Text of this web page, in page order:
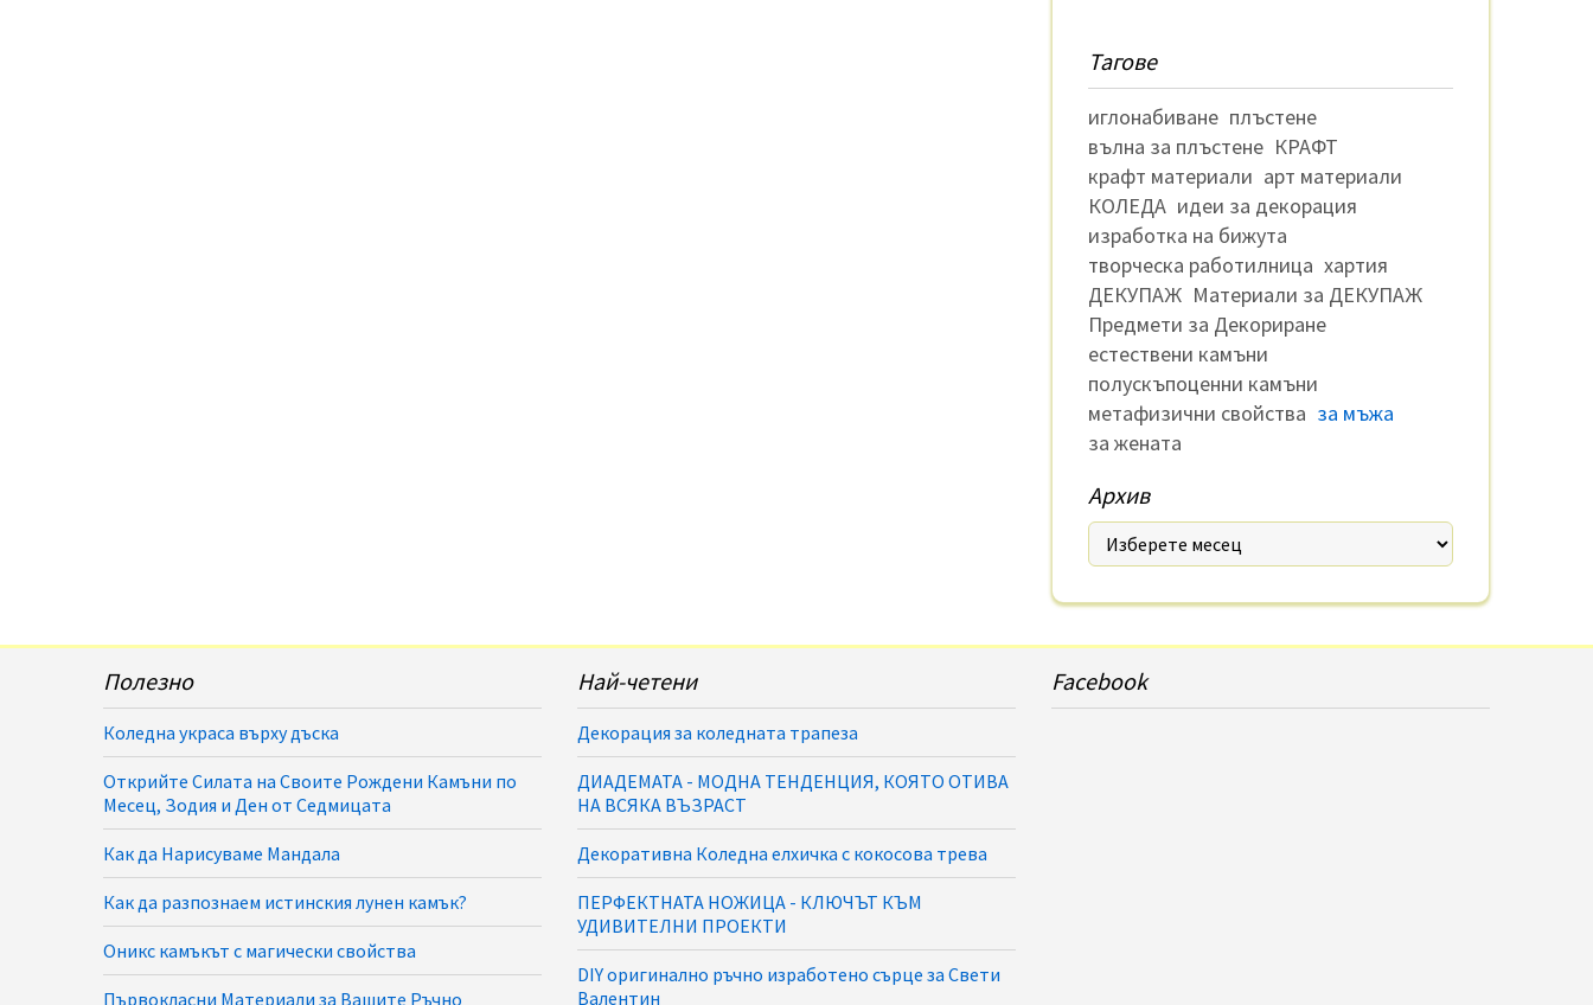
Тагове
иглонабиване плъстене
вълна за плъстене КРАФТ
крафт материали арт материали
КОЛЕДА идеи за декорация
изработка на бижута
творческа работилница хартия
ДЕКУПАЖ Материали за ДЕКУПАЖ
Предмети за Декориране
естествени камъни
полускъпоценни камъни
метафизични свойства за мъжа
за жената
Архив
Полезно
Коледна украса върху дъска
Открийте Силата на Своите Рождени Камъни по
Месец, Зодия и Ден от Седмицата
Как да Нарисуваме Мандала
Как да разпознаем истинския лунен камък?
Оникс камъкът с магически свойства
Първокласни Материали за Вашите Ръчно
Най-четени
Декорация за коледната трапеза
ДИАДЕМАТА - МОДНА ТЕНДЕНЦИЯ, КОЯТО ОТИВА
НА ВСЯКА ВЪЗРАСТ
Декоративна Коледна елхичка с кокосова трева
ПЕРФЕКТНАТА НОЖИЦА - КЛЮЧЪТ КЪМ
УДИВИТЕЛНИ ПРОЕКТИ
DIY оригинално ръчно изработено сърце за Свети
Валентин
Facebook